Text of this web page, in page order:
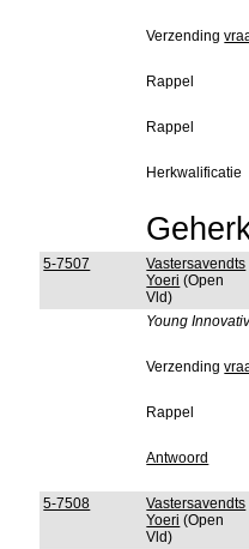
Verzending
Rappel
Rappel
Herkwalificatie
5-7507
Vastersavendts
Yoeri (Open
Vld)
Young
Verzending
Rappel
Antwoord
5-7508
Vastersavendts
Yoeri (Open
Vld)